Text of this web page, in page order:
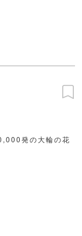
発の大輪の花